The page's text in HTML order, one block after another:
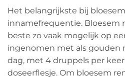
Het belangrijkste bij
innamefrequentie. Bloesem
beste zo vaak mogelijk op
ingenomen met als gouden
dag, met 4 druppels per
doseerflesje. Om bloesem